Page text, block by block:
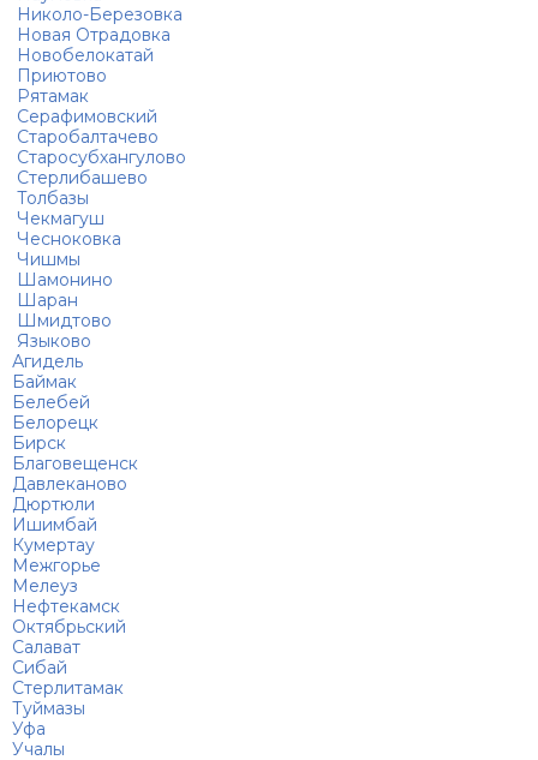
Николо-Березовка
Новая Отрадовка
Новобелокатай
Приютово
Рятамак
Серафимовский
Старобалтачево
Старосубхангулово
Стерлибашево
Толбазы
Чекмагуш
Чесноковка
Чишмы
Шамонино
Шаран
Шмидтово
Языково
Агидель
Баймак
Белебей
Белорецк
Бирск
Благовещенск
Давлеканово
Дюртюли
Ишимбай
Кумертау
Межгорье
Мелеуз
Нефтекамск
Октябрьский
Салават
Сибай
Стерлитамак
Туймазы
Уфа
Учалы